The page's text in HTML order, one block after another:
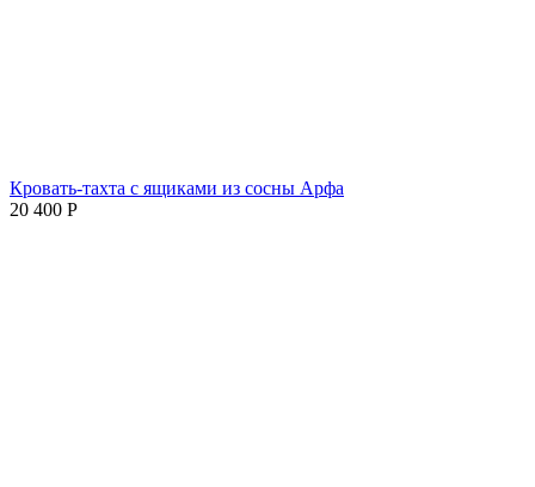
Кровать-тахта с ящиками из сосны Арфа
20 400 Р